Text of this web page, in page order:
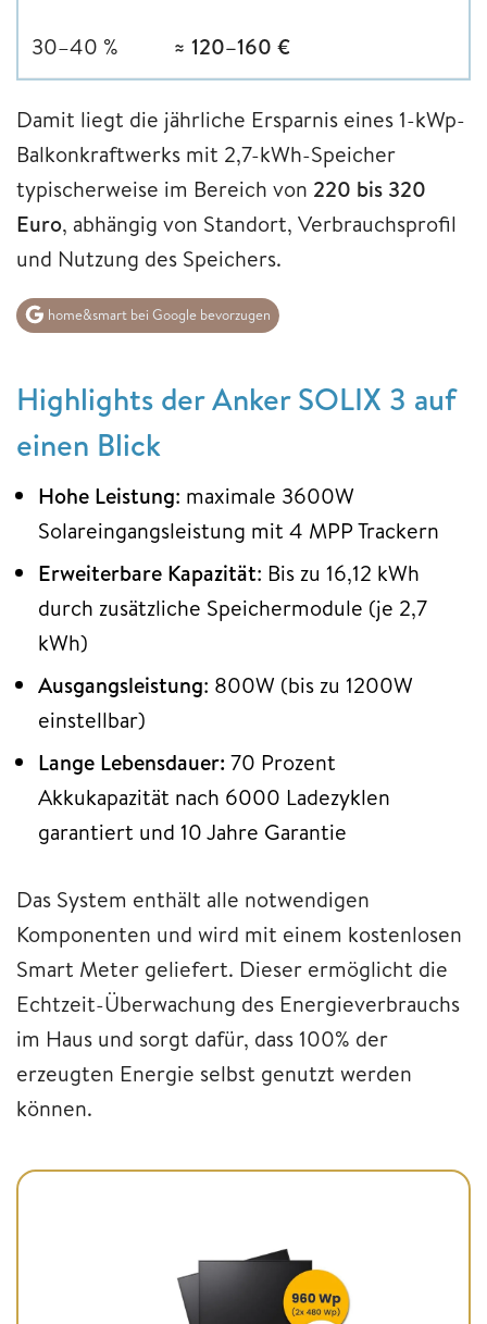
30–40 % ≈ 120–160 €
Damit liegt die jährliche Ersparnis eines 1-kWp-
Balkonkraftwerks mit 2,7-kWh-Speicher
typischerweise im Bereich von 220 bis 320
Euro, abhängig von Standort, Verbrauchsprofil
und Nutzung des Speichers.
home&smart bei Google bevorzugen
Highlights der Anker SOLIX 3 auf
einen Blick
Hohe Leistung: maximale 3600W
Solareingangsleistung mit 4 MPP Trackern
Erweiterbare Kapazität: Bis zu 16,12 kWh
durch zusätzliche Speichermodule (je 2,7
kWh)
Ausgangsleistung: 800W (bis zu 1200W
einstellbar)
Lange Lebensdauer: 70 Prozent
Akkukapazität nach 6000 Ladezyklen
garantiert und 10 Jahre Garantie
Das System enthält alle notwendigen
Komponenten und wird mit einem kostenlosen
Smart Meter geliefert. Dieser ermöglicht die
Echtzeit-Überwachung des Energieverbrauchs
im Haus und sorgt dafür, dass 100% der
erzeugten Energie selbst genutzt werden
können.